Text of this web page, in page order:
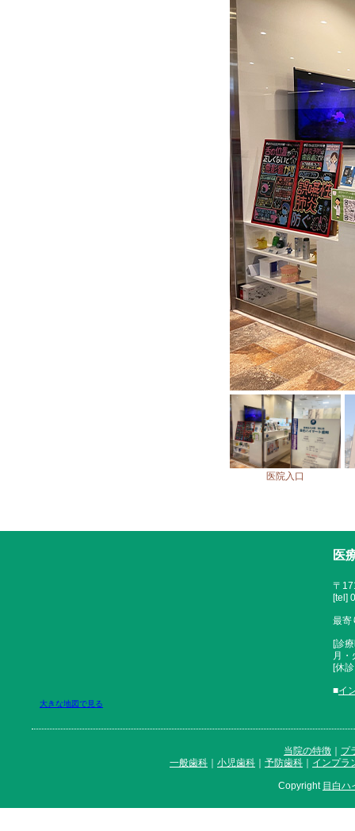
医院入口
大きな地図で見る
医
〒
[tel]
最寄
[診
月
[休
■イ
当院の特徴
プ
一般歯科
小児歯科 予防歯科 インプラ
Copyright 目白ハ